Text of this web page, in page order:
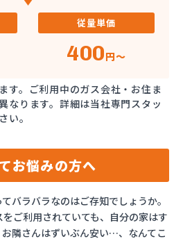
従量単価
400円～
す。ご利用中のガス会社・お住ま
なります。詳細は当社専門スタッ
い。
お悩みの方へ
バラバラなのはご存知でしょうか。
ご利用されていても、自分の家はす
隣さんはずいぶん安い…、なんてこ